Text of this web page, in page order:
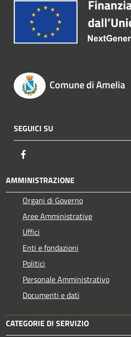
Comune di Amelia
SEGUICI SU
AMMINISTRAZIONE
Organi di Governo
Aree Amministrative
Uffici
Enti e fondazioni
Politici
Personale Amministrativo
Documenti e dati
CATEGORIE DI SERVIZIO